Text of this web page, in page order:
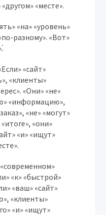
«месте».
«на» «уровень»
разному». «Вот»
«сайт»
«клиенты»
«Они» «не»
«информацию»,
«не» «могут»
«они»
«и» «ищут»
«к» «быстрой»
«ваш» «сайт»
«клиенты»
«и» «ищут»